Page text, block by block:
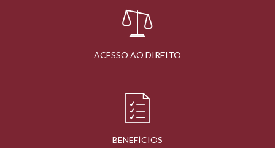
ACESSO AO DIREITO
BENEFÍCIOS